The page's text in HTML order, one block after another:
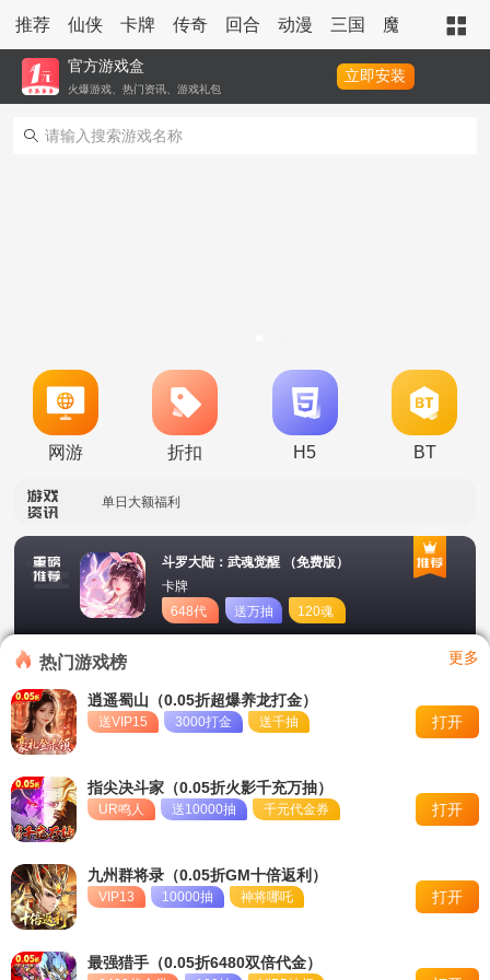
推荐 仙侠 卡牌 传奇 回合 动漫 三国 魔幻 策略
官方游戏盒
火爆游戏、热门资讯、游戏礼包
立即安装
网游 折扣 H5 BT
新区单日助力活动
单日大额福利
单日大额福利
转游活动
冠名活动
单日大额福利
斗罗大陆：武魂觉醒 （免费版）
卡牌
648代
币
送万抽
120魂
币
热门游戏榜 更多
逍遥蜀山（0.05折超爆养龙打金）
送VIP15 3000打金 送千抽 打开
指尖决斗家（0.05折火影千充万抽）
UR鸣人 送10000抽 千元代金券 打开
九州群将录（0.05折GM十倍返利）
VIP13 10000抽 神将哪吒 打开
最强猎手（0.05折6480双倍代金）